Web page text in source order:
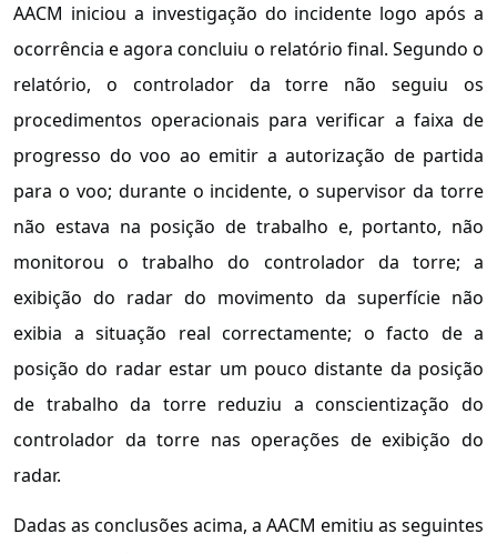
AACM iniciou a investigação do incidente logo após a
ocorrência e agora concluiu o relatório final. Segundo o
relatório, o controlador da torre não seguiu os
procedimentos operacionais para verificar a faixa de
progresso do voo ao emitir a autorização de partida
para o voo; durante o incidente, o supervisor da torre
não estava na posição de trabalho e, portanto, não
monitorou o trabalho do controlador da torre; a
exibição do radar do movimento da superfície não
exibia a situação real correctamente; o facto de a
posição do radar estar um pouco distante da posição
de trabalho da torre reduziu a conscientização do
controlador da torre nas operações de exibição do
radar.
Dadas as conclusões acima, a AACM emitiu as seguintes